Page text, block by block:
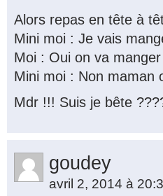
Alors repas en tête à
Mini moi : Je vais
Moi : Oui on va
Mini moi : Non maman
Mdr !!! Suis je bête
goudey
avril 2, 2014 à